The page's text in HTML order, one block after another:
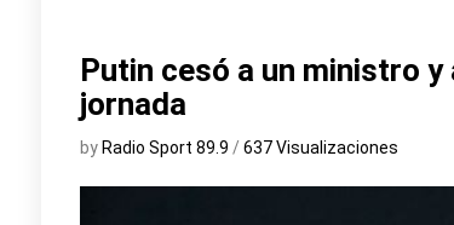
Putin cesó a un ministro
jornada
by Radio Sport 89.9 /637 Visualizaciones